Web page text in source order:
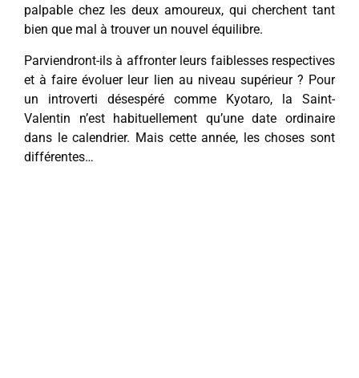
palpable chez les deux amoureux, qui cherchent tant
bien que mal à trouver un nouvel équilibre.
Parviendront-ils à affronter leurs faiblesses respectives
et à faire évoluer leur lien au niveau supérieur ? Pour
un introverti désespéré comme Kyotaro, la Saint-
Valentin n’est habituellement qu’une date ordinaire
dans le calendrier. Mais cette année, les choses sont
différentes…